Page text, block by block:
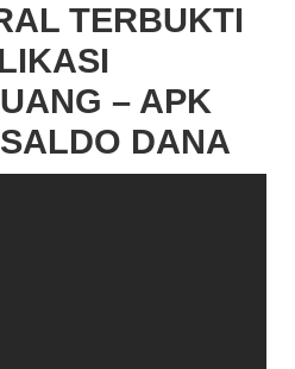
TERBUKTI
– APK
DANA